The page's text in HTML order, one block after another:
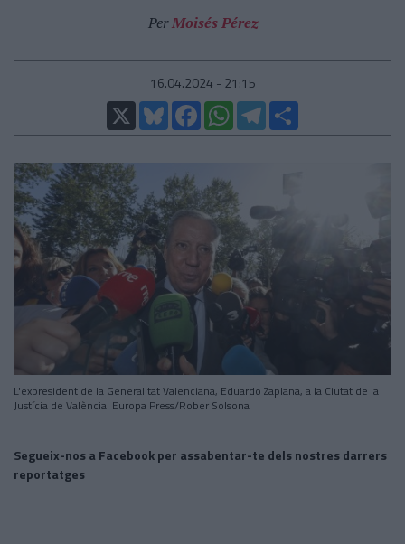
PerMoisés Pérez
16.04.2024 - 21:15
X
BlueskyFacebookWhatsAppTelegram
L'expresident de la Generalitat Valenciana, Eduardo Zaplana, a la Ciutat de la
Justícia de València| Europa Press/Rober Solsona
Segueix-nos a Facebook per assabentar-te dels nostres darrers
reportatges